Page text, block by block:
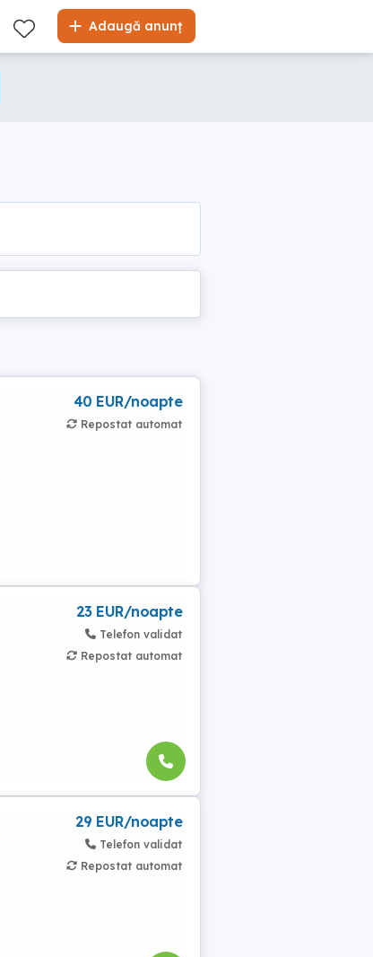
Adaugă anunț
40 EUR/noapte
Repostat automat
23 EUR/noapte
Telefon validat
Repostat automat
29 EUR/noapte
Telefon validat
Repostat automat